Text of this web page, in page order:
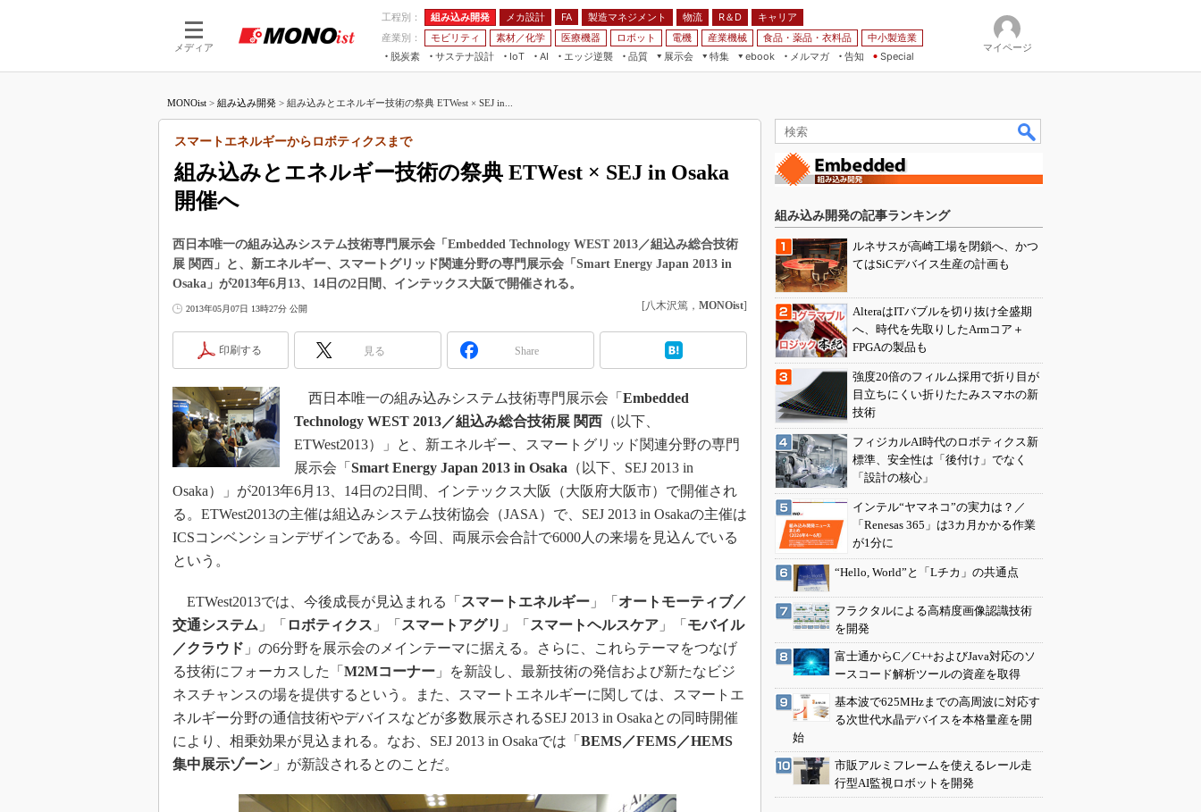
メディア
工程別： 組み込み開発 メカ設計 FA 製造マネジメント 物流 R＆D
キャリア
産業別：
モビリティ 素材／化学 医療機器 ロボット 電機 産業機械 食品・薬品・衣料品
中小製造業
脱炭素
サステナ設計
IoT
つながる工場
つながるサービス
AI
AI×設備保全
エッジ逆襲 品質
展示会
JIMTOF
IIFES
TECHNO-FRONTIER
人テク展
EdgeTech+
AUTOMOTIVE WORLD
産業オープンネット展
特集
組み込み画像技術
組み込みモデリング
ISO26262
3Dプリンタ
S＆OP
インダストリー4.0
イノベーション
製造業ビッグデータ
植物工場
知財マネジメント
海外生産
グローバル設計・開発
制御セキュリティ
新型コロナへの対応
ebook
メルマガ
告知 Special
マイページ
MONOist > 組み込み開発 > 組み込みとエネルギー技術の祭典 ETWest × SEJ in...
組み込みとエネルギー技術の祭典 ETWest × SEJ in Osaka
開催へ
スマートエネルギーからロボティクスまで
西日本唯一の組み込みシステム技術専門展示会「Embedded Technology WEST 2013／組込み総合技術
展 関西」と、新エネルギー、スマートグリッド関連分野の専門展示会「Smart Energy Japan 2013 in
Osaka」が2013年6月13、14日の2日間、インテックス大阪で開催される。
2013年05月07日 13時27分 公開 [八木沢篤， MONOist]
印刷する 見る Share
西日本唯一の組み込みシステム技術専門展示会「 Embedded
Technology WEST 2013／組込み総合技術展 関西 （以下、
ETWest2013）」と、新エネルギー、スマートグリッド関連分野の専門
展示会「 Smart Energy Japan 2013 in Osaka （以下、SEJ 2013 in
Osaka）」が2013年6月13、14日の2日間、インテックス大阪（大阪府大阪市）で開催され
る。ETWest2013の主催は組込みシステム技術協会（JASA）で、SEJ 2013 in Osakaの主催は
ICSコンベンションデザインである。今回、両展示会合計で6000人の来場を見込んでいる
という。
ETWest2013では、今後成長が見込まれる「 スマートエネルギー 」「 オートモーティブ／
交通システム 」「 ロボティクス 」「 スマートアグリ 」「 スマートヘルスケア 」「 モバイル
／クラウド 」の6分野を展示会のメインテーマに据える。さらに、これらテーマをつなげ
る技術にフォーカスした「 M2Mコーナー 」を新設し、最新技術の発信および新たなビジ
ネスチャンスの場を提供するという。また、スマートエネルギーに関しては、スマートエ
ネルギー分野の通信技術やデバイスなどが多数展示されるSEJ 2013 in Osakaとの同時開催
により、相乗効果が見込まれる。なお、SEJ 2013 in Osakaでは「 BEMS／FEMS／HEMS
集中展示ゾーン 」が新設されるとのことだ。
組み込み開発の記事ランキング
ルネサスが高崎工場を閉鎖へ、かつ
てはSiCデバイス生産の計画も
AlteraはITバブルを切り抜け全盛期
へ、時代を先取りしたArmコア＋
FPGAの製品も
強度20倍のフィルム採用で折り目が
目立ちにくい折りたたみスマホの新
技術
フィジカルAI時代のロボティクス新
標準、安全性は「後付け」でなく
「設計の核心」
インテル“ヤマネコ”の実力は？／
「Renesas 365」は3カ月かかる作業
が1分に
“Hello, World”と「Lチカ」の共通点
フラクタルによる高精度画像認識技術
を開発
富士通からC／C++およびJava対応のソ
ースコード解析ツールの資産を取得
基本波で625MHzまでの高周波に対応す
る次世代水晶デバイスを本格量産を開
始
市販アルミフレームを使えるレール走
行型AI監視ロボットを開発